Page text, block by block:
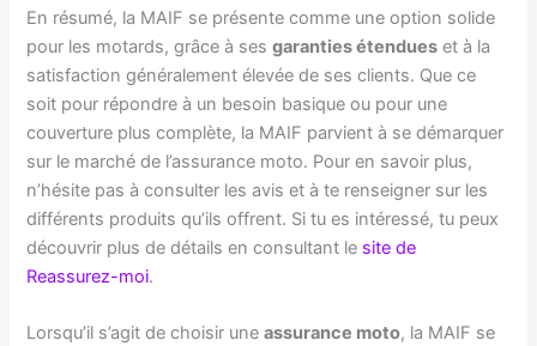
En résumé, la MAIF se présente comme une option solide
pour les motards, grâce à sesgaranties étendues et à la
satisfaction généralement élevée de ses clients. Que ce
soit pour répondre à un besoin basique ou pour une
couverture plus complète, la MAIF parvient à se démarquer
sur le marché de l’assurance moto. Pour en savoir plus,
n’hésite pas à consulter les avis et à te renseigner sur les
différents produits qu’ils offrent. Si tu es intéressé, tu peux
découvrir plus de détails en consultant le site de
Reassurez-moi.
Lorsqu’il s’agit de choisir uneassurance moto, la MAIF se